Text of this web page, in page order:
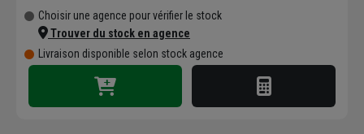
Choisir une agence pour vérifier le stock
Trouver du stock en agence
Livraison disponible selon stock agence